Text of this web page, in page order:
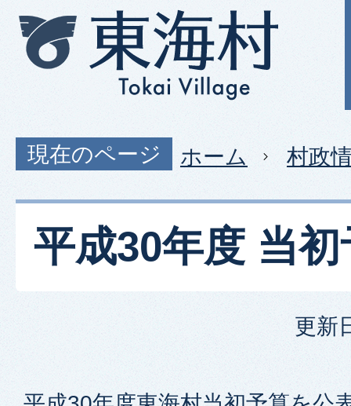
現在のページ ホーム 村政
平成30年度 当初
更新